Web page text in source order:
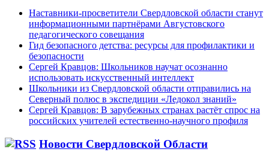
Наставники-просветители Свердловской области станут
информационными партнёрами Августовского
педагогического совещания
Гид безопасного детства: ресурсы для профилактики и
безопасности
Сергей Кравцов: Школьников научат осознанно
использовать искусственный интеллект
Школьники из Свердловской области отправились на
Северный полюс в экспедиции «Ледокол знаний»
Сергей Кравцов: В зарубежных странах растёт спрос на
российских учителей естественно-научного профиля
Новости Свердловской Области